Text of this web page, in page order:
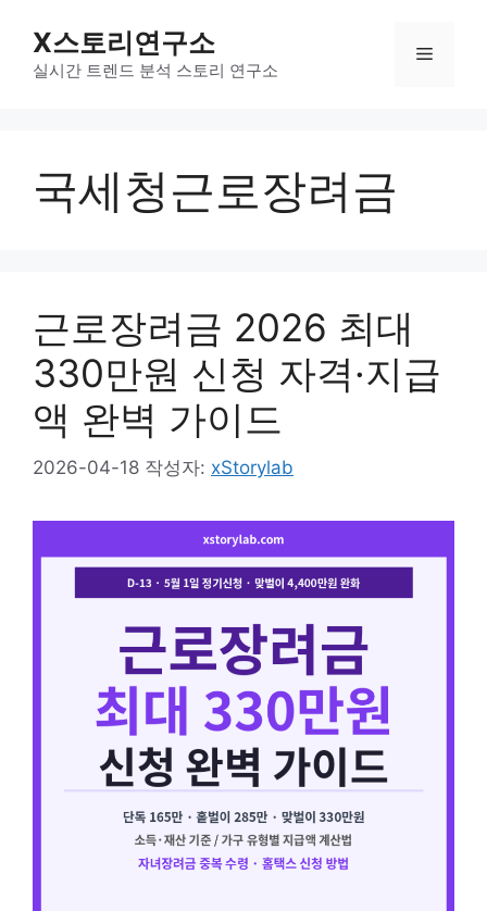
X스토리연구소
실시간 트렌드 분석 스토리 연구소
메
국세청근로장려금
근로장려금 2026 최대
330만원 신청 자격·지급
액 완벽 가이드
2026-04-18 작성자: xStorylab